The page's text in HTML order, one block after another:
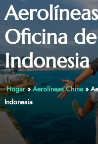
Oficina
Indonesia
Hogar»Aerolíneas China»
Indonesia